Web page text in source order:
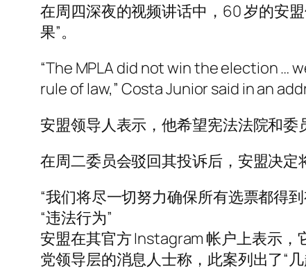
在周四深夜的视频讲话中，60 岁的安
果”。
“The MPLA did not win the election …
rule of law,” Costa Junior said in an
安盟领导人表示，他希望宪法法院和委
在周二委员会驳回其投诉后，安盟决定
“我们将尽一切努力确保所有选票都得
“违法行为”
安盟在其官方 Instagram 帐户上表示
党领导层的消息人士称，此案列出了“